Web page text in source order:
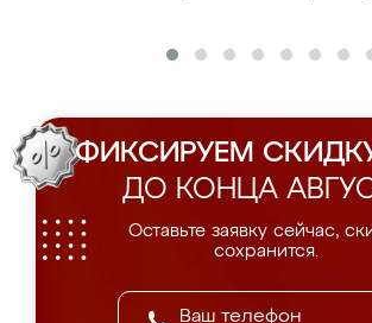
ФИКСИРУЕМ
ДО КОНЦА
Оставьте заявку сейчас,
сохранится.